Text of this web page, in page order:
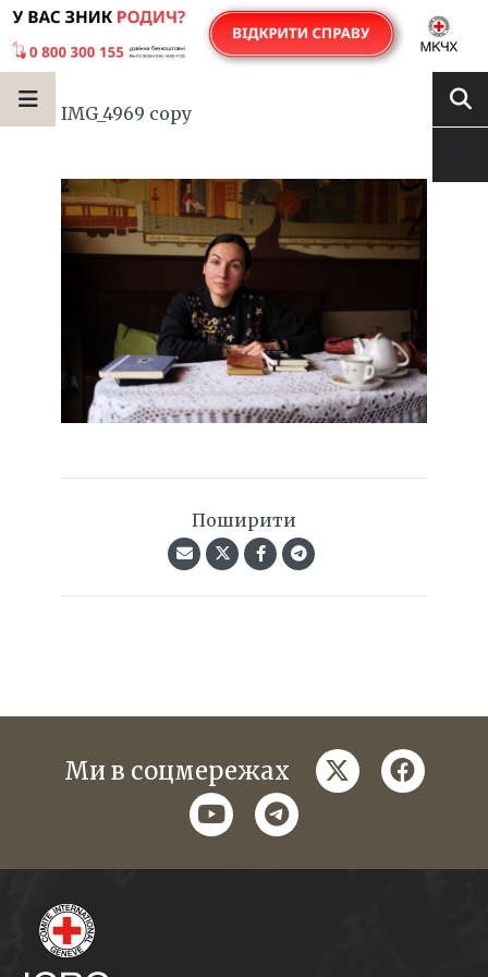
IMG_4969 copy
Поширити
Ми в соцмережах twitter
youtubetelegram